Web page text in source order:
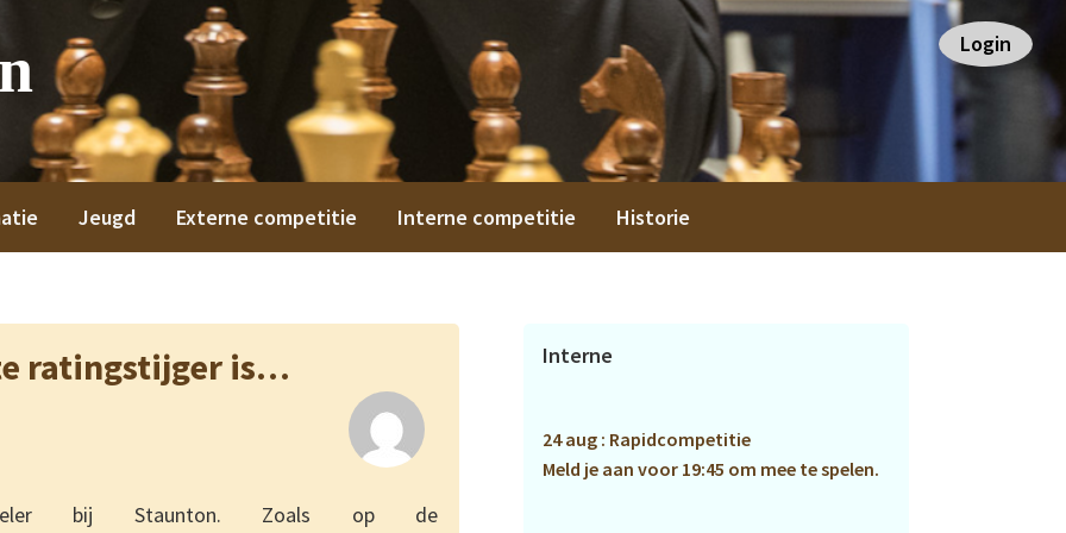
Login
Jeugd Externe competitie Interne competitie Historie
ratingstijger is…
bij Staunton. Zoals op de
Primaire
Interne
24 aug : Rapidcompetitie
Meld je aan voor 19:45 om mee te spelen.